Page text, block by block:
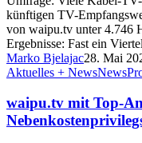
künftigen TV-
von waipu.tv unter 4.746
Ergebnisse: Fast ein
Marko Bjelajac28. Mai
Aktuelles + NewsNews
waipu.tv mit Top-